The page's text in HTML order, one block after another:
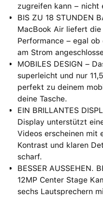
zugreifen kann − nicht
BIS ZU 18 STUNDEN
MacBook Air liefert
Performance – egal
am Strom
MOBILES DESIGN –
superleicht und nur
perfekt zu deinem
deine Tasche.
EIN BRILLANTES
Display unterstützt
Videos erscheinen mit
Kontrast und klaren
scharf.
BESSER AUSSEHEN.
12MP Center Stage
sechs Lautsprechern